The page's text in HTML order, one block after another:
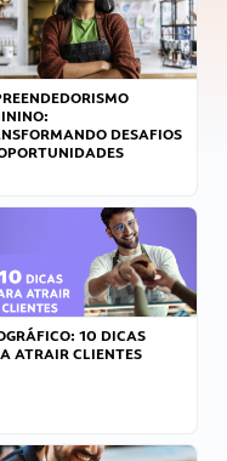
DESAFIOS
10 DICAS
ATRAIR CLIENTES